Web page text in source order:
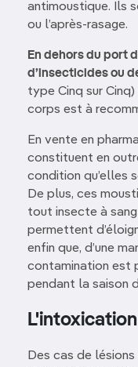
antimoustique. Ils
ou l’après-rasage.
En dehors du port
d’insecticides ou
type Cinq sur
corps est à
En vente en
constituent en
condition qu’elles
De plus, ces
tout insecte à
permettent
enfin que, d’une
contamination est
pendant la saison
Des cas de